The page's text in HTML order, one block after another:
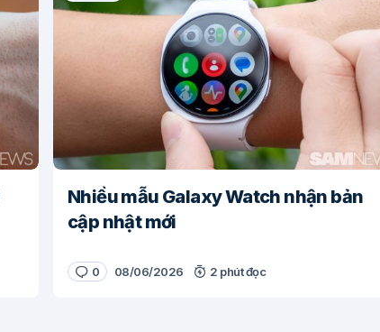
Nhiều mẫu Galaxy Watch nhận bản
cập nhật mới
0 08/06/2026 2 phút đọc